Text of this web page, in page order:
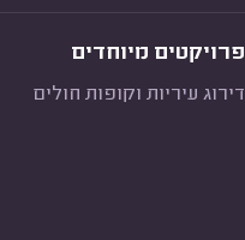
פרויקטים מיוחדים
דירוג עיריות וקופות חולים